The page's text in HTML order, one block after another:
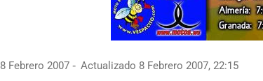
8 Febrero 2007 Actualizado 8 Febrero 2007, 22:15